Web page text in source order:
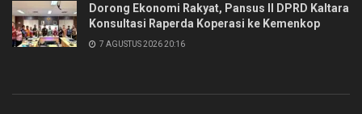
Dorong Ekonomi Rakyat, Pansus II DPRD Kaltara
Konsultasi Raperda Koperasi ke Kemenkop
7 AGUSTUS 2026 20:16